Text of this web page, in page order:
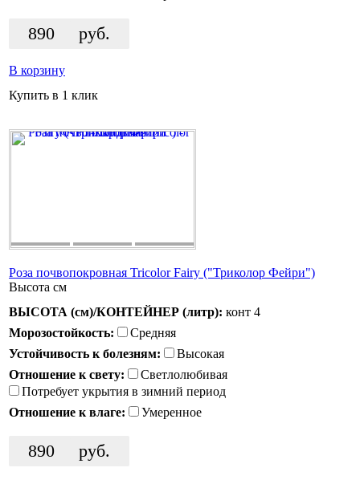
890 руб.
В корзину
Купить в 1 клик
Роза почвопокровная Tricolor Fairy ("Триколор Фейри")
Высота см
ВЫСОТА (см)/КОНТЕЙНЕР (литр): конт 4
Морозостойкость:
Средняя
Устойчивость к болезням:
Высокая
Отношение к свету:
Светлолюбивая
Потребует укрытия в зимний период
Отношение к влаге:
Умеренное
890 руб.